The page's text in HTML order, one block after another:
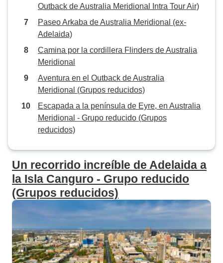
Outback de Australia Meridional Intra Tour Air)
Paseo Arkaba de Australia Meridional (ex-
Adelaida)
Camina por la cordillera Flinders de Australia
Meridional
Aventura en el Outback de Australia
Meridional (Grupos reducidos)
Escapada a la península de Eyre, en Australia
Meridional - Grupo reducido (Grupos
reducidos)
Un recorrido increíble de Adelaida a
la Isla Canguro - Grupo reducido
(Grupos reducidos)